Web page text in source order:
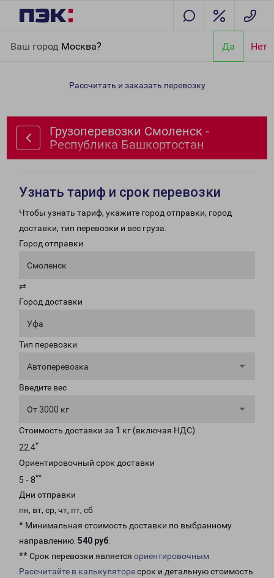
Ваш город Москва? Да Нет
Республика Башкортостан
Рассчитать и заказать перевозку
Грузоперевозки Смоленск -
Республика Башкортостан
Узнать тариф и срок перевозки
Чтобы узнать тариф, укажите город отправки, город
доставки, тип перевозки и вес груза.
Город отправки
Смоленск
⇄
Город доставки
Уфа
Тип перевозки
Автоперевозка
Введите вес
От 3000 кг
Стоимость доставки за 1 кг (включая НДС)
22.4*
Ориентировочный срок доставки
5 - 8**
Дни отправки
пн, вт, ср, чт, пт, сб
* Минимальная стоимость доставки по выбранному
направлению: 540 руб.
** Срок перевозки является ориентировочным
Рассчитайте в калькуляторесрок и детальную стоимость